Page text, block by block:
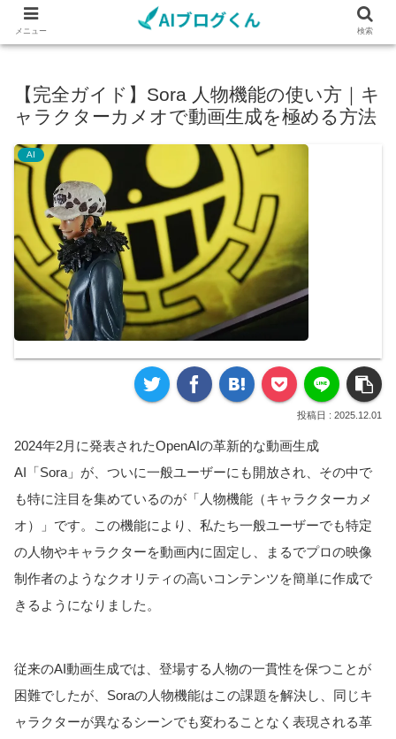
【完全ガイド】Sora 人物機能の使い方｜キ
ャラクターカメオで動画生成を極める方法
AI
2025.12.01
2024年2月に発表されたOpenAIの革新的な動画生成
AI「Sora」が、ついに一般ユーザーにも開放され、その中で
も特に注目を集めているのが「人物機能（キャラクターカメ
オ）」です。この機能により、私たち一般ユーザーでも特定
の人物やキャラクターを動画内に固定し、まるでプロの映像
制作者のようなクオリティの高いコンテンツを簡単に作成で
きるようになりました。
従来のAI動画生成では、登場する人物の一貫性を保つことが
困難でしたが、Soraの人物機能はこの課題を解決し、同じキ
ャラクターが異なるシーンでも変わることなく表現される革
メニュー 検索